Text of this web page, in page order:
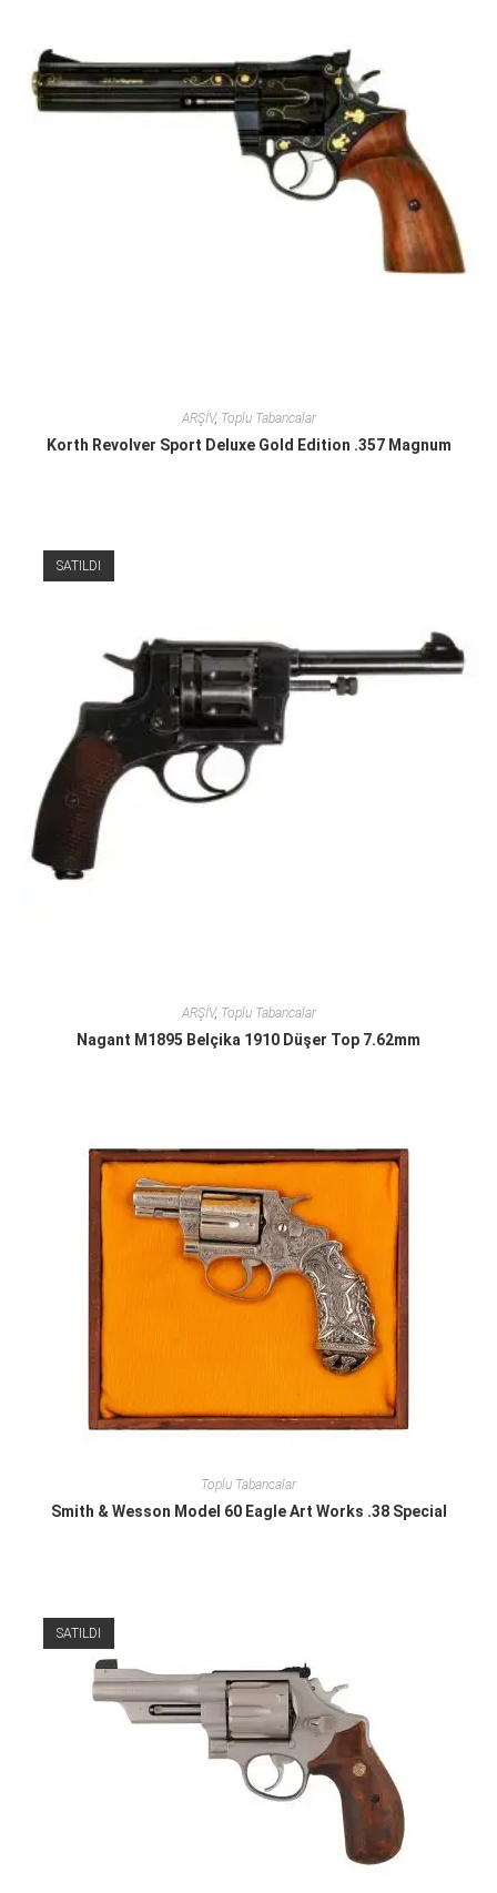
ARŞİV, Toplu Tabancalar
Korth Revolver Sport Deluxe Gold Edition .357 Magnum
SATILDI
ARŞİV, Toplu Tabancalar
Nagant M1895 Belçika 1910 Düşer Top 7.62mm
Toplu Tabancalar
Smith & Wesson Model 60 Eagle Art Works .38 Special
SATILDI